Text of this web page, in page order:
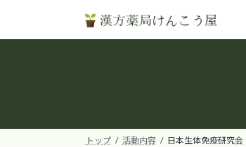
テ
キ
ゲ
に
トップ 活動内容 日本生体免疫研究